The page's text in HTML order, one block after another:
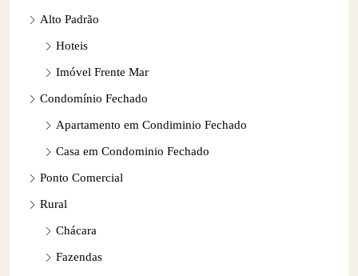
Alto Padrão
Hoteis
Imóvel Frente Mar
Condomínio Fechado
Apartamento em Condiminio Fechado
Casa em Condominio Fechado
Ponto Comercial
Rural
Chácara
Fazendas